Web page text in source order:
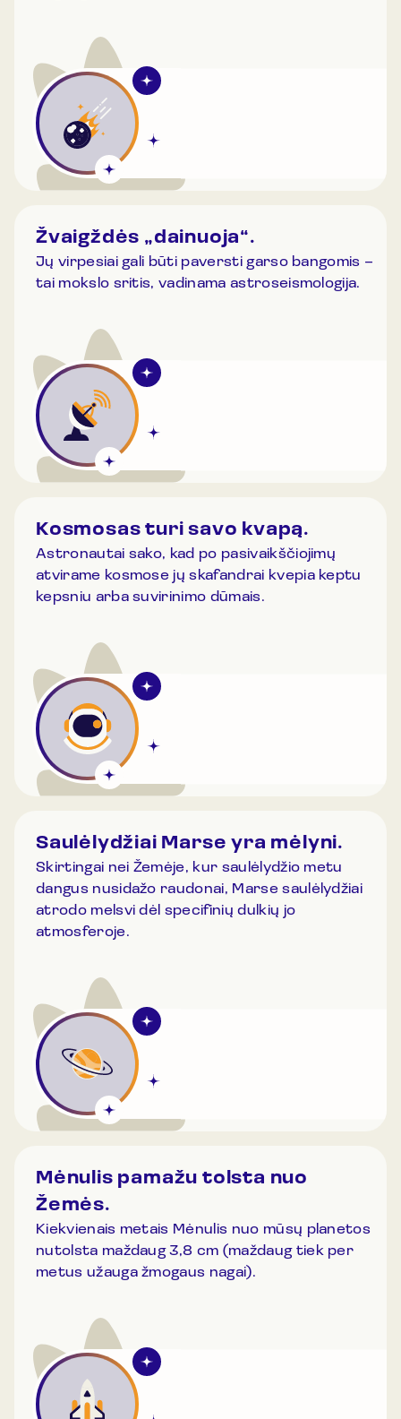
Žvaigždės „dainuoja“.
Jų virpesiai gali būti paversti garso bangomis –
tai mokslo sritis, vadinama astroseismologija.
Kosmosas turi savo kvapą.
Astronautai sako, kad po pasivaikščiojimų
atvirame kosmose jų skafandrai kvepia keptu
kepsniu arba suvirinimo dūmais.
Saulėlydžiai Marse yra mėlyni.
Skirtingai nei Žemėje, kur saulėlydžio metu
dangus nusidažo raudonai, Marse saulėlydžiai
atrodo melsvi dėl specifinių dulkių jo
atmosferoje.
Mėnulis pamažu tolsta nuo
Žemės.
Kiekvienais metais Mėnulis nuo mūsų planetos
nutolsta maždaug 3,8 cm (maždaug tiek per
metus užauga žmogaus nagai).